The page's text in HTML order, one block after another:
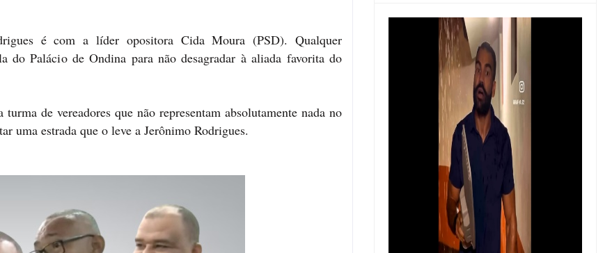
é com a líder opositora Cida Moura (PSD). Qualquer
do Palácio de Ondina para não desagradar à aliada favorita do
de vereadores que não representam absolutamente nada no
uma estrada que o leve a Jerônimo Rodrigues.